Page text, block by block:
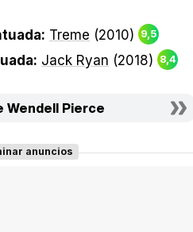
Treme (2010) 9,5
Jack Ryan (2018) 8,4
Wendell Pierce
anuncios